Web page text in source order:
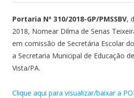
Portaria Nº 310/2018-GP/PMSSBV,
2018, Nomear Dilma de Senas
em comissão de Secretária Escolar
a Secretaria Municipal de Educação
Vista/PA.
Clique aqui para visualizar/baixar a